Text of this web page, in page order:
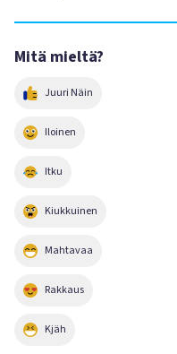
Mitä mieltä?
Juuri Näin
Iloinen
Itku
Kiukkuinen
Mahtavaa
Rakkaus
Kjäh